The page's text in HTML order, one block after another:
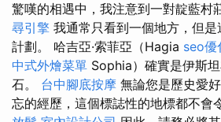
驚嘆的相遇中，我注意到一對靛藍村
尋引擎 我通常只看到一個地方，但
計劃。 哈吉亞·索菲亞（Hagia seo優
中式外燴菜單 Sophia）確實是伊斯
石。 台中腳底按摩 無論您是歷史愛
忘的經歷，這個標誌性的地標都不會